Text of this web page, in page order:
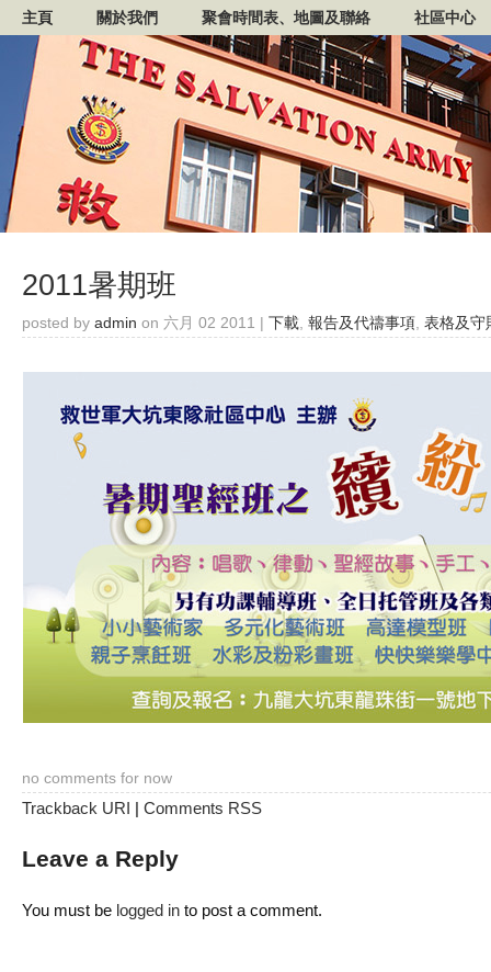
主頁 關於我們 聚會時間表、地圖及聯絡 社區中心
2011暑期班
posted by admin on 六月 02 2011 | 下載, 報告及代禱事項, 表格及守
no comments for now
Trackback URI | Comments RSS
Leave a Reply
You must be logged in to post a comment.